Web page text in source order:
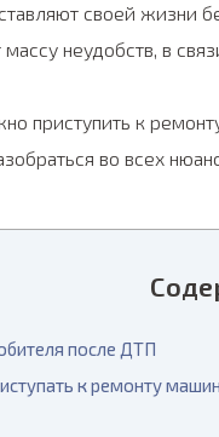
своей жизни
неудобств, в
приступить к
во всех
после ДТП
к ремонту